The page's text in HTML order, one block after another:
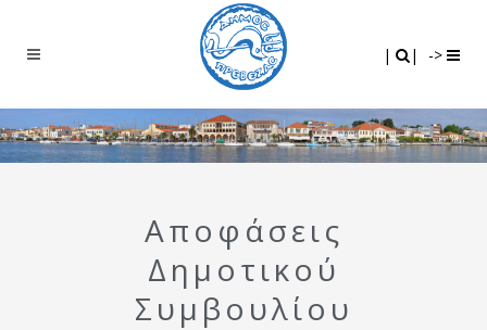
| | ->
Αποφάσεις
Δημοτικού
Συμβουλίου